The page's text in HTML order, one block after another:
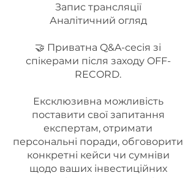
Запис трансляції
Аналітичний огляд
🤝 Приватна Q&A-сесія зі
спікерами після заходу OFF-
RECORD.
Ексклюзивна можливість
поставити свої запитання
експертам, отримати
персональні поради, обговорити
конкретні кейси чи сумніви
щодо ваших інвестиційних